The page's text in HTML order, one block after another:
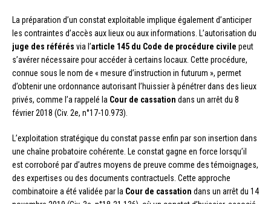
La préparation d’un constat exploitable implique également d’anticiper
les contraintes d’accès aux lieux ou aux informations. L’autorisation du
juge des référés via l’article 145 du Code de procédure civile peut
s’avérer nécessaire pour accéder à certains locaux. Cette procédure,
connue sous le nom de « mesure d’instruction in futurum », permet
d’obtenir une ordonnance autorisant l’huissier à pénétrer dans des lieux
privés, comme l’a rappelé la Cour de cassation dans un arrêt du 8
février 2018 (Civ. 2e, n°17-10.973).
L’exploitation stratégique du constat passe enfin par son insertion dans
une chaîne probatoire cohérente. Le constat gagne en force lorsqu’il
est corroboré par d’autres moyens de preuve comme des témoignages,
des expertises ou des documents contractuels. Cette approche
combinatoire a été validée par la Cour de cassation dans un arrêt du 14